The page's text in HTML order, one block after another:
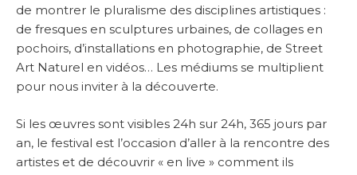
de montrer le pluralisme des disciplines artistiques :
de fresques en sculptures urbaines, de collages en
pochoirs, d’installations en photographie, de Street
Art Naturel en vidéos… Les médiums se multiplient
pour nous inviter à la découverte.
Si les œuvres sont visibles 24h sur 24h, 365 jours par
an, le festival est l’occasion d’aller à la rencontre des
artistes et de découvrir « en live » comment ils